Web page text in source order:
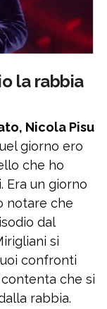
la rabbia
Nicola Pisu
giorno ero
che ho
Era un giorno
notare che
dal
si
confronti
che si
rabbia.